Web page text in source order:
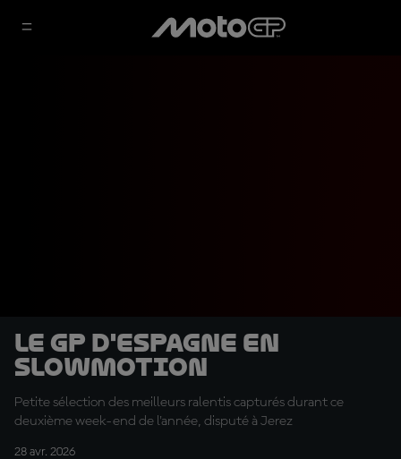
Le GP d'Espagne en
slowmotion
Petite sélection des meilleurs ralentis capturés durant ce
deuxième week-end de l'année, disputé à Jerez
28 avr. 2026